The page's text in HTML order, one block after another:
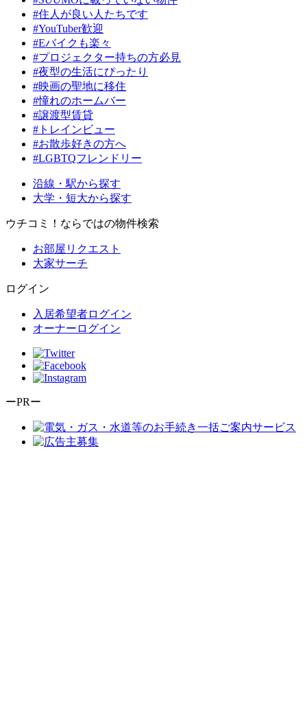
#住人が良い人たちです
#YouTuber歓迎
#Eバイクも楽々
#プロジェクター持ちの方必見
#夜型の生活にぴったり
#映画の聖地に移住
#憧れのホームバー
#譲渡型賃貸
#トレインビュー
#お散歩好きの方へ
#LGBTQフレンドリー
沿線・駅から探す
大学・短大から探す
ウチコミ！ならではの物件検索
お部屋リクエスト
大家サーチ
ログイン
入居希望者ログイン
オーナーログイン
ーPRー